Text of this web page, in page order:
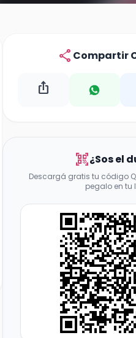
share Compartir
ios_share
qr_code_scanner¿Sos el
Descargá gratis tu código
pegalo en tu